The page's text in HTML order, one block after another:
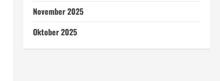
November 2025
Oktober 2025